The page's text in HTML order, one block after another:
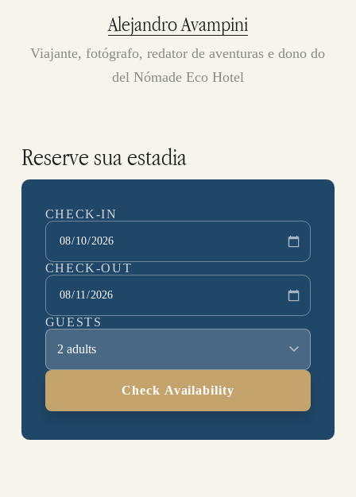
Alejandro Avampini
Viajante, fotógrafo, redator de aventuras e dono do
del Nómade Eco Hotel
Reserve sua estadia
CHECK-IN
CHECK-OUT
GUESTS
2 adults
Check Availability